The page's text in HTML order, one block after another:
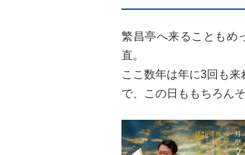
繁昌亭へ来ることもめ
直。
ここ数年は年に3回も来
で、この日ももちろん